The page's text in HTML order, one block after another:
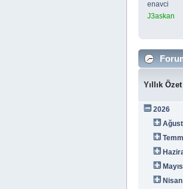
enavci
J3askan
Yıllık Özet
2026